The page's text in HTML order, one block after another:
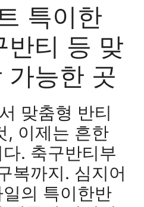
특이한
반티 등 맞
가능한 곳
맞춤형 반티
, 이제는 흔한
. 축구반티부
복까지. 심지어
의 특이한반